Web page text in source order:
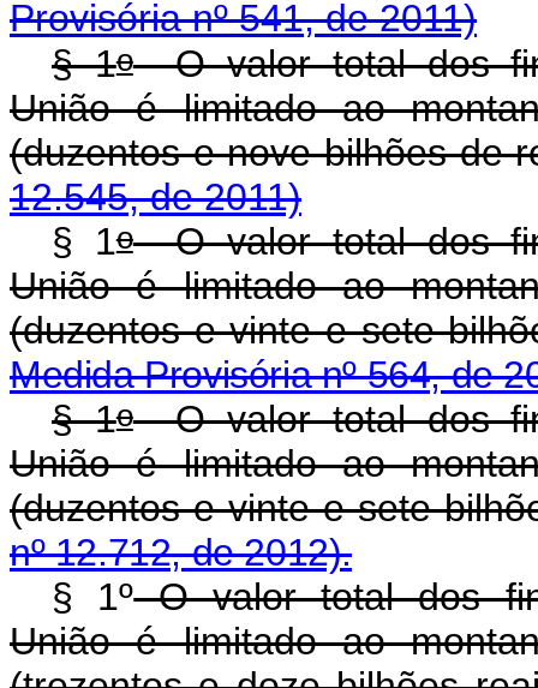
Provisória nº 541, de 2011)
§ 1oO valor total dos
União é limitado ao
(duzentos e nove bilhões
12.545, de 2011)
§ 1oO valor total dos
União é limitado ao
(duzentos e vinte e sete
Medida Provisória nº 564, de
§ 1oO valor total dos
União é limitado ao
(duzentos e vinte e sete
nº 12.712, de 2012).
§ 1ºO valor total dos
União é limitado ao